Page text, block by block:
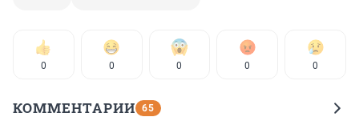
0 0 0 0 0
КОММЕНТАРИИ 65